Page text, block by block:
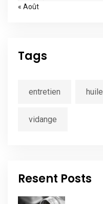
« Août
Tags
entretien huile
vidange
Resent Posts